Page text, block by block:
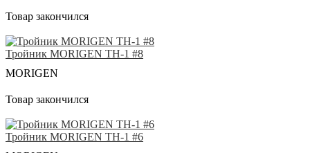
Товар закончился
Тройник MORIGEN TH-1 #8
MORIGEN
Товар закончился
Тройник MORIGEN TH-1 #6